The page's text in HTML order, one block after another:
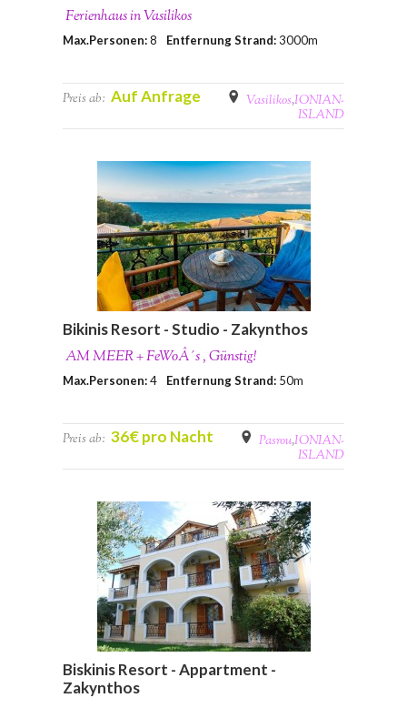
Ferienhaus in Vasilikos
Max.Personen:8 Entfernung Strand:3000m
Preis ab: Auf Anfrage Vasilikos,IONIAN-
ISLAND
Bikinis Resort - Studio - Zakynthos
AM MEER + FeWoÂ´s , Günstig!
Max.Personen:4 Entfernung Strand: 50m
Preis ab: 36€ pro Nacht Pasrou,IONIAN-
ISLAND
Biskinis Resort - Appartment -
Zakynthos